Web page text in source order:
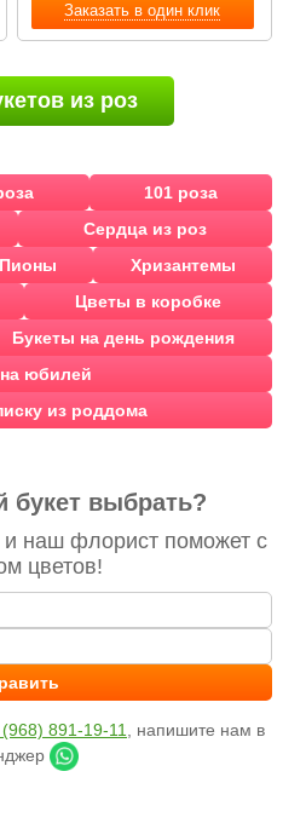
Заказать в один клик
из роз
101 роза
Сердца из роз
Пионы
Хризантемы
Цветы в коробке
Букеты на день рождения
юбилей
из роддома
букет выбрать?
и наш флорист поможет с
цветов!
891-19-11
, напишите нам в